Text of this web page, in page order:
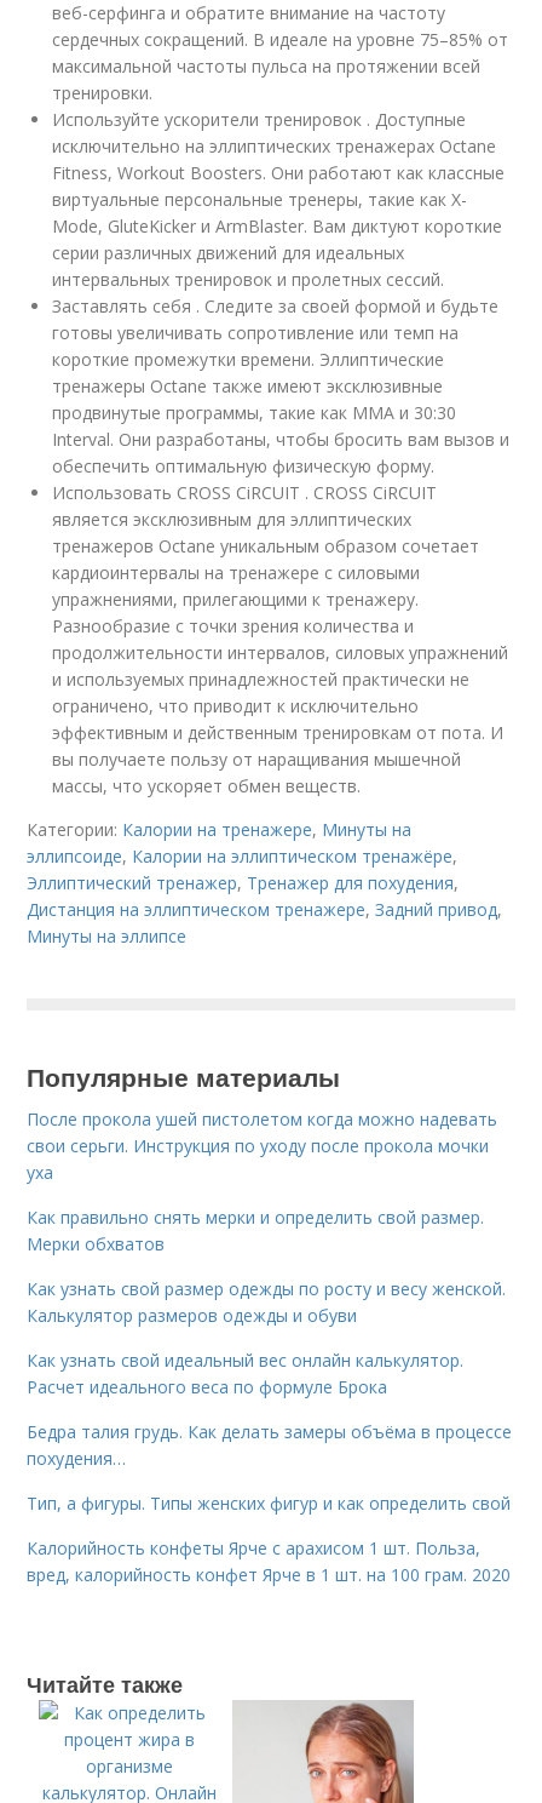
веб-серфинга и обратите внимание на частоту
сердечных сокращений. В идеале на уровне 75–85% от
максимальной частоты пульса на протяжении всей
тренировки.
Используйте ускорители тренировок . Доступные
исключительно на эллиптических тренажерах Octane
Fitness, Workout Boosters. Они работают как классные
виртуальные персональные тренеры, такие как X-
Mode, GluteKicker и ArmBlaster. Вам диктуют короткие
серии различных движений для идеальных
интервальных тренировок и пролетных сессий.
Заставлять себя . Следите за своей формой и будьте
готовы увеличивать сопротивление или темп на
короткие промежутки времени. Эллиптические
тренажеры Octane также имеют эксклюзивные
продвинутые программы, такие как MMA и 30:30
Interval. Они разработаны, чтобы бросить вам вызов и
обеспечить оптимальную физическую форму.
Использовать CROSS CiRCUIT . CROSS CiRCUIT
является эксклюзивным для эллиптических
тренажеров Octane уникальным образом сочетает
кардиоинтервалы на тренажере с силовыми
упражнениями, прилегающими к тренажеру.
Разнообразие с точки зрения количества и
продолжительности интервалов, силовых упражнений
и используемых принадлежностей практически не
ограничено, что приводит к исключительно
эффективным и действенным тренировкам от пота. И
вы получаете пользу от наращивания мышечной
массы, что ускоряет обмен веществ.
Категории: Калории на тренажере, Минуты на
эллипсоиде, Калории на эллиптическом тренажёре,
Эллиптический тренажер, Тренажер для похудения,
Дистанция на эллиптическом тренажере,Задний привод,
Минуты на эллипсе
Популярные материалы
После прокола ушей пистолетом когда можно надевать
свои серьги. Инструкция по уходу после прокола мочки
уха
Как правильно снять мерки и определить свой размер.
Мерки обхватов
Как узнать свой размер одежды по росту и весу женской.
Калькулятор размеров одежды и обуви
Как узнать свой идеальный вес онлайн калькулятор.
Расчет идеального веса по формуле Брока
Бедра талия грудь. Как делать замеры объёма в процессе
похудения…
Тип, а фигуры. Типы женских фигур и как определить свой
Калорийность конфеты Ярче с арахисом 1 шт. Польза,
вред, калорийность конфет Ярче в 1 шт. на 100 грам. 2020
Читайте также